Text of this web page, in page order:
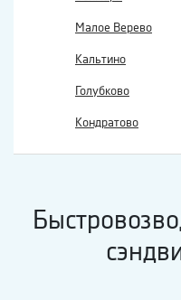
Малое Верево
Кальтино
Голубково
Кондратово